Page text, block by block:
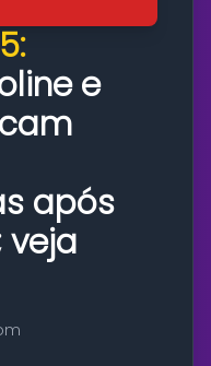
e
após
veja